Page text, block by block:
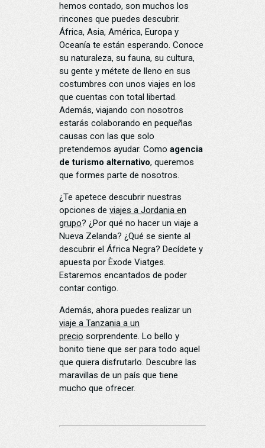
hemos contado, son muchos los
rincones que puedes descubrir.
África, Asia, América, Europa y
Oceanía te están esperando. Conoce
su naturaleza, su fauna, su cultura,
su gente y métete de lleno en sus
costumbres con unos viajes en los
que cuentas con total libertad.
Además, viajando con nosotros
estarás colaborando en pequeñas
causas con las que solo
pretendemos ayudar. Como agencia
de turismo alternativo, queremos
que formes parte de nosotros.
¿Te apetece descubrir nuestras
opciones de viajes a Jordania en
grupo? ¿Por qué no hacer un viaje a
Nueva Zelanda? ¿Qué se siente al
descubrir el África Negra? Decídete y
apuesta por Èxode Viatges.
Estaremos encantados de poder
contar contigo.
Además, ahora puedes realizar un
viaje a Tanzania a un
precio sorprendente. Lo bello y
bonito tiene que ser para todo aquel
que quiera disfrutarlo. Descubre las
maravillas de un país que tiene
mucho que ofrecer.